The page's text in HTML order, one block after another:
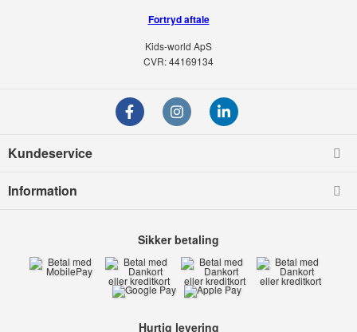
Fortryd aftale
Kids-world ApS
CVR: 44169134
Kundeservice
Information
Sikker betaling
Hurtig levering